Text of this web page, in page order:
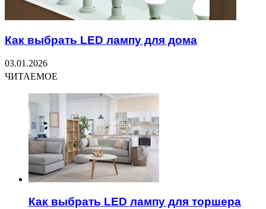
Как выбрать LED лампу для дома
03.01.2026
ЧИТАЕМОЕ
Как выбрать LED лампу для торшера